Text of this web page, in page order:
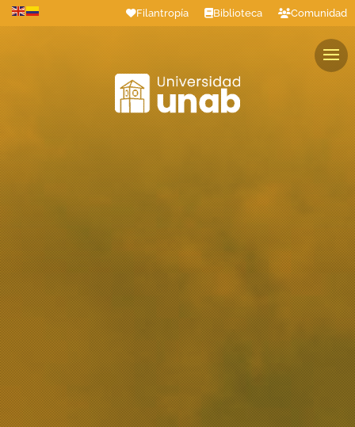
Filantropía Biblioteca Comunidad
Estudiantes Profesores Graduados